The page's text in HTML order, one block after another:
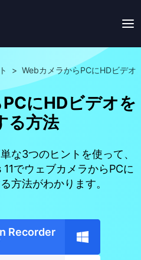
> WebカメラからPCにHDビデオ
にHDビデオを
る方法
な3つのヒントを使って、
でウェブカメラからPCに
方法がわかります。
Recorder